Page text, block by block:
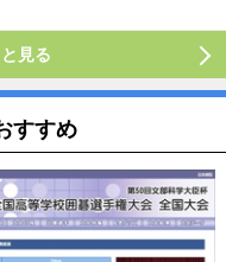
見る
すすめ